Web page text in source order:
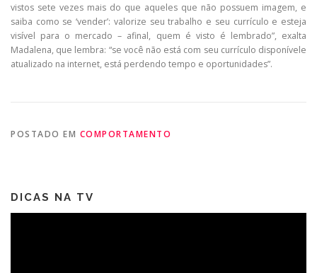
vistos sete vezes mais do que aqueles que não possuem imagem, e
saiba como se ‘vender’: valorize seu trabalho e seu currículo e esteja
visível para o mercado – afinal, quem é visto é lembrado”, exalta
Madalena, que lembra: “se você não está com seu currículo disponívele
atualizado na internet, está perdendo tempo e oportunidades”.
POSTADO EM COMPORTAMENTO
DICAS NA TV